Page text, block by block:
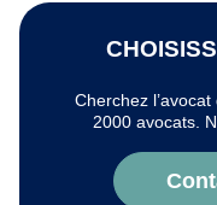
Cherchez
2000 avocats.